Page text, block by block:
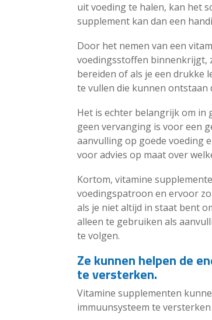
uit voeding te halen, kan het
supplement kan dan een
Door het nemen van een
voedingsstoffen binnenkrijgt,
bereiden of als je een drukke
te vullen die kunnen ontstaan
Het is echter belangrijk om in
geen vervanging is voor een
aanvulling op goede voeding
voor advies op maat over
Kortom, vitamine
voedingspatroon en ervoor
als je niet altijd in staat bent
alleen te gebruiken als
te volgen.
Ze kunnen helpen de
te versterken.
Vitamine supplementen
immuunsysteem te versterken